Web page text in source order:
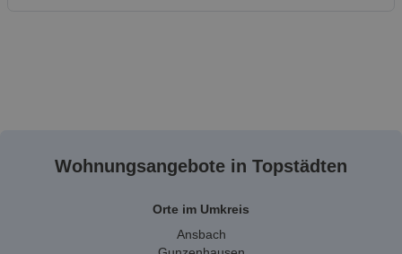
Wohnungsangebote in Topstädten
Orte im Umkreis
Ansbach